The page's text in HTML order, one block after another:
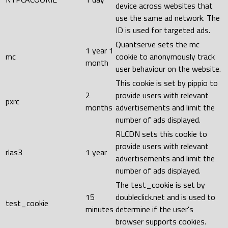
device across websites that
use the same ad network. The
ID is used for targeted ads.
mc
1 year 1
month
Quantserve sets the mc
cookie to anonymously track
user behaviour on the website.
pxrc
2
months
This cookie is set by pippio to
provide users with relevant
advertisements and limit the
number of ads displayed.
rlas3 1 year
RLCDN sets this cookie to
provide users with relevant
advertisements and limit the
number of ads displayed.
test_cookie
15
minutes
The test_cookie is set by
doubleclick.net and is used to
determine if the user's
browser supports cookies.